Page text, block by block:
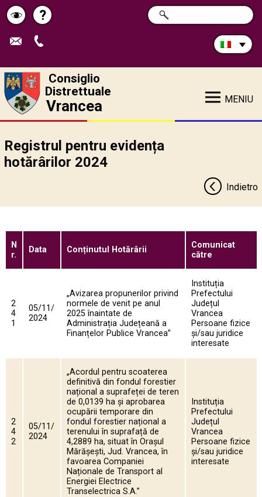
Schimbă
contrastul
Pagina
de
?
Cerca
nel
RICERCA
Consiglio
Distrettuale
Vrancea MENIU
Registrul pentru evidența
hotărârilor 2024
Indietro
N
r.
Data Conținutul Hotărârii
Comunicat
către
2
4
1
05/11/
2024
„Avizarea propunerilor privind
normele de venit pe anul
2025 înaintate de
Administrația Județeană a
Finanțelor Publice Vrancea”
Instituția
Prefectului
Județul
Vrancea
Persoane fizice
și/sau juridice
interesate
2
4
2
05/11/
2024
„Acordul pentru scoaterea
definitivă din fondul forestier
național a suprafeței de teren
de 0,0139 ha și aprobarea
ocupării temporare din
fondul forestier național a
terenului în suprafață de
4,2889 ha, situat în Orașul
Mărășești, Jud. Vrancea, în
favoarea Companiei
Naționale de Transport al
Energiei Electrice
Transelectrica S.A.”
Instituția
Prefectului
Județul
Vrancea
Persoane fizice
și/sau juridice
interesate